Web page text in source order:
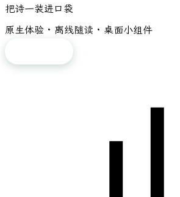
把诗一装进口袋
原生体验 · 离线随读 · 桌面小组件